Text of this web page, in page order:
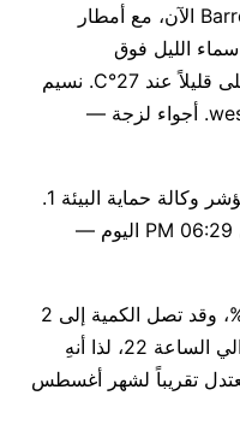
ليلة دافئة بدرجة 26°C في Barrouallie الآن، مع أمطار
الليل فوق
Barrouallie. الإحساس الحقيقي أعلى قليلاً عند 27°C. نسيم
ثابت يهب بسرعة 23 كم/س من west. أجواء لزجة —
تنفس بسهولة: جودة الهواء جيدة، مؤشر وكالة حماية البيئة 1.
يمتد ضوء النهار من 05:51 AM إلى 06:29 PM اليوم —
توقع هطول الأمطار — احتمال 65%، وقد تصل الكمية إلى 2
مم. من المتوقع أن تبدأ الأمطار حوالي الساعة 22، لذا أنهِ
تقريباً لشهر أغسطس